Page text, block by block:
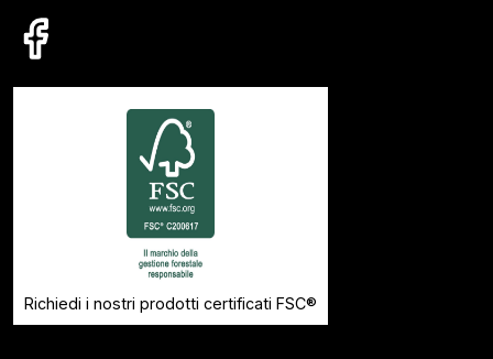
Richiedi i nostri prodotti certificati FSC®